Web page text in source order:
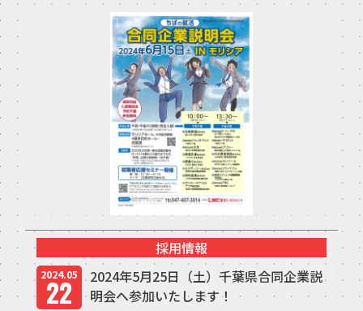
採用情報
2024.05
22
2024年5月25日（土）千葉県合同企業説
明会へ参加いたします！